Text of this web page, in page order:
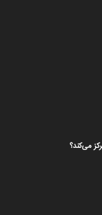
می‌کند؟